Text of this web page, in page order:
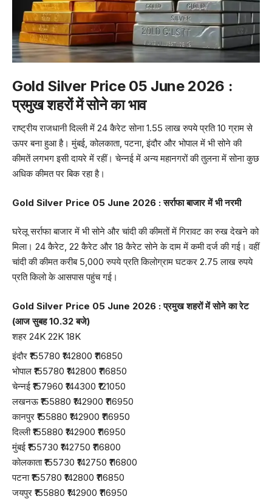
Gold Silver Price 05 June 2026 :
प्रमुख शहरों में सोने का भाव
राष्ट्रीय राजधानी दिल्ली में 24 कैरेट सोना 1.55 लाख रुपये प्रति 10 ग्राम से
ऊपर बना हुआ है। मुंबई, कोलकाता, पटना, इंदौर और भोपाल में भी सोने की
कीमतें लगभग इसी दायरे में रहीं। चेन्नई में अन्य महानगरों की तुलना में सोना कुछ
अधिक कीमत पर बिक रहा है।
Gold Silver Price 05 June 2026 : सर्राफा बाजार में भी नरमी
घरेलू सर्राफा बाजार में भी सोने और चांदी की कीमतों में गिरावट का रुख देखने को
मिला। 24 कैरेट, 22 कैरेट और 18 कैरेट सोने के दाम में कमी दर्ज की गई। वहीं
चांदी की कीमत करीब 5,000 रुपये प्रति किलोग्राम घटकर 2.75 लाख रुपये
प्रति किलो के आसपास पहुंच गई।
Gold Silver Price 05 June 2026 : प्रमुख शहरों में सोने का रेट
(आज सुबह 10.32 बजे)
शहर 24K 22K 18K
इंदौर ₹155780 ₹142800 ₹116850
भोपाल ₹155780 ₹142800 ₹116850
चेन्‍नई ₹157960 ₹144300 ₹121050
लखनऊ ₹155880 ₹142900 ₹116950
कानपुर ₹155880 ₹142900 ₹116950
दिल्‍ली ₹155880 ₹142900 ₹116950
मुंबई ₹155730 ₹142750 ₹116800
कोलकाता ₹155730 ₹142750 ₹116800
पटना ₹155780 ₹142800 ₹116850
जयपुर ₹155880 ₹142900 ₹116950